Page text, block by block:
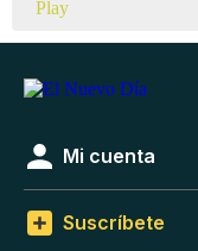
Mi cuenta
Suscríbete